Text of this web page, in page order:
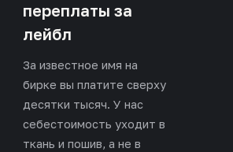
переплаты за
лейбл
За известное имя на
бирке вы платите сверху
десятки тысяч. У нас
себестоимость уходит в
ткань и пошив, а не в